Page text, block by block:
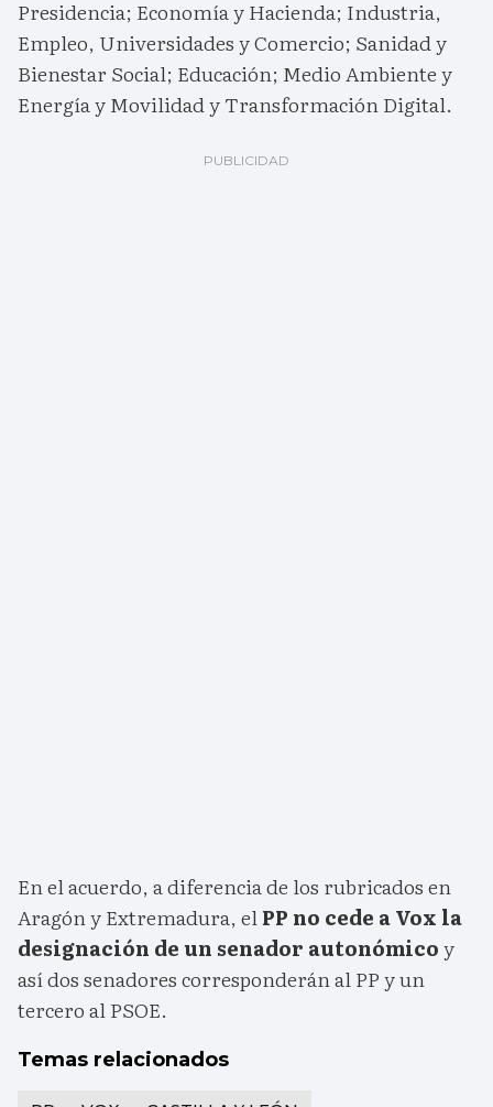
Presidencia; Economía y Hacienda; Industria,
Empleo, Universidades y Comercio; Sanidad y
Bienestar Social; Educación; Medio Ambiente y
Energía y Movilidad y Transformación Digital.
En el acuerdo, a diferencia de los rubricados en
Aragón y Extremadura, elPP no cede a Vox la
designación de un senador autonómicoy
así dos senadores corresponderán al PP y un
tercero al PSOE.
Temas relacionados